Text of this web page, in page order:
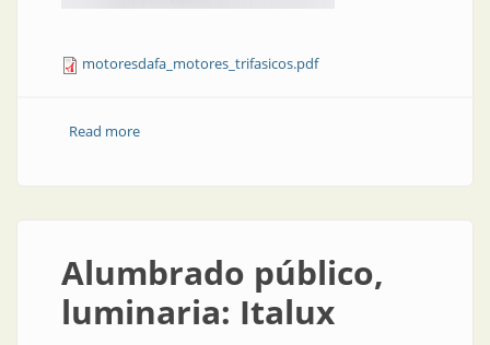
motoresdafa_motores_trifasicos.pdf
Read moreabout Motores trifásicos
Alumbrado público,
luminaria: Italux